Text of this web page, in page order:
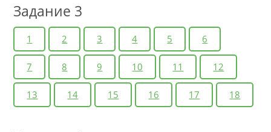
Задание 3
1 2 3 4 5 6
7 8 9 10 11 12
13 14 15 16 17 18